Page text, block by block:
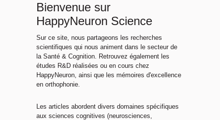
Bienvenue sur
HappyNeuron Science
Sur ce site, nous partageons les recherches
scientifiques qui nous animent dans le secteur de
la Santé & Cognition. Retrouvez également les
études R&D réalisées ou en cours chez
HappyNeuron, ainsi que les mémoires d'excellence
en orthophonie.
Les articles abordent divers domaines spécifiques
aux sciences cognitives (neurosciences,